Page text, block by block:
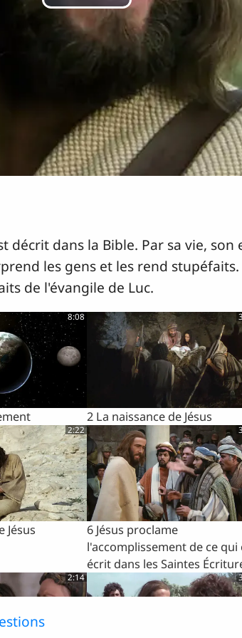
la
vidéo
décrit dans la Bible. Par sa vie,
les gens et les rend
de l'évangile de Luc.
8:08
2 La naissance de Jésus
2:22
Jésus
6 Jésus proclame
l'accomplissement de ce qui
écrit dans les Saintes
2:14